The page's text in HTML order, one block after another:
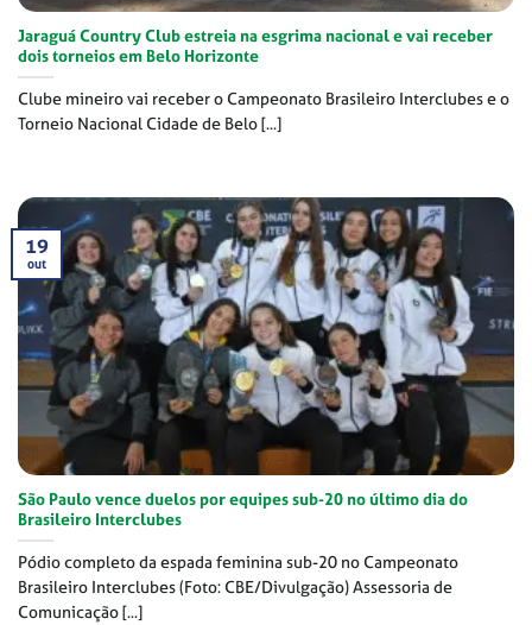
Jaraguá Country Club estreia na esgrima nacional e vai receber
dois torneios em Belo Horizonte
Clube mineiro vai receber o Campeonato Brasileiro Interclubes e o
Torneio Nacional Cidade de Belo [...]
São Paulo vence duelos por equipes sub-20 no último dia do
Brasileiro Interclubes
Pódio completo da espada feminina sub-20 no Campeonato
Brasileiro Interclubes (Foto: CBE/Divulgação) Assessoria de
Comunicação [...]
19
out